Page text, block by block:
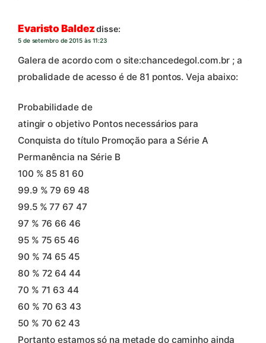
Evaristo Baldez disse:
5 de setembro de 2015 às 11:23
Galera de acordo com o site:chancedegol.com.br ; a
probalidade de acesso é de 81 pontos. Veja abaixo:
Probabilidade de
atingir o objetivo Pontos necessários para
Conquista do título Promoção para a Série A
Permanência na Série B
100 % 85 81 60
99.9 % 79 69 48
99.5 % 77 67 47
97 % 76 66 46
95 % 75 65 46
90 % 74 65 45
80 % 72 64 44
70 % 71 63 44
60 % 70 63 43
50 % 70 62 43
Portanto estamos só na metade do caminho ainda